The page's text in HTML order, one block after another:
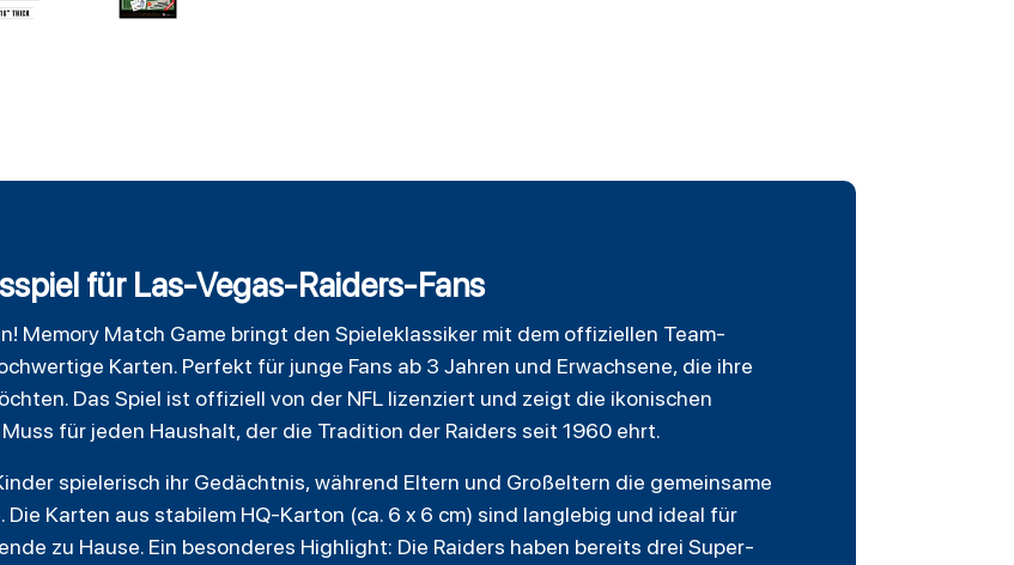
für Las-Vegas-Raiders-Fans
! Memory Match Game bringt den Spieleklassiker mit dem offiziellen Team-
Karten. Perfekt für junge Fans ab 3 Jahren und Erwachsene, die ihre
Das Spiel ist offiziell von der NFL lizenziert und zeigt die ikonischen
für jeden Haushalt, der die Tradition der Raiders seit 1960 ehrt.
spielerisch ihr Gedächtnis, während Eltern und Großeltern die gemeinsame
Karten aus stabilem HQ-Karton (ca. 6 x 6 cm) sind langlebig und ideal für
zu Hause. Ein besonderes Highlight: Die Raiders haben bereits drei Super-